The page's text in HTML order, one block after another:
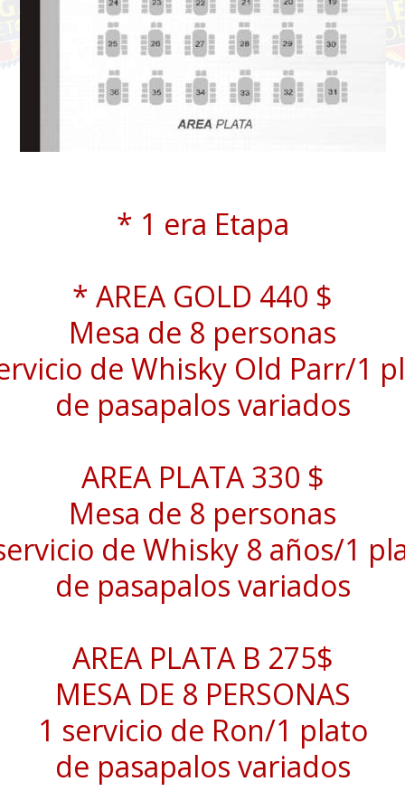
* 1 era Etapa
* AREA GOLD 440 $
Mesa de 8 personas
de Whisky Old Parr/1
de pasapalos variados
AREA PLATA 330 $
Mesa de 8 personas
de Whisky 8 años/1
de pasapalos variados
AREA PLATA B 275$
MESA DE 8 PERSONAS
1 servicio de Ron/1 plato
de pasapalos variados